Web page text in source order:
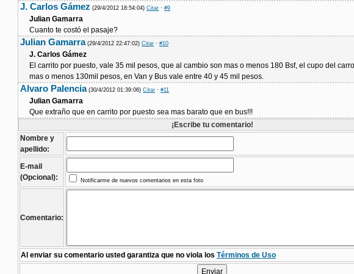
J. Carlos Gámez (29/4/2012 18:54:04) Citar · #9
Julian Gamarra
Cuanto te costó el pasaje?
Julian Gamarra (29/4/2012 22:47:02) Citar · #10
J. Carlos Gámez
El carrito por puesto, vale 35 mil pesos, que al cambio son mas o menos 180 Bsf, el cupo del
mas o menos 130mil pesos, en Van y Bus vale entre 40 y 45 mil pesos.
Alvaro Palencia (30/4/2012 01:39:06) Citar · #11
Julian Gamarra
Que extraño que en carrito por puesto sea mas barato que en bus!!!
¡Escribe tu comentario!
Nombre y
apellido:
E-mail
(Opcional):
Notificarme de nuevos comentarios en esta foto
Comentario:
Al enviar su comentario usted garantiza que no viola los Términos de Uso